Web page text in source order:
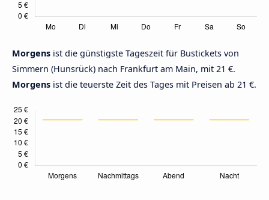
Morgens ist die günstigste Tageszeit für Bustickets von
Simmern (Hunsrück) nach Frankfurt am Main, mit 21 €.
Morgens ist die teuerste Zeit des Tages mit Preisen ab 21 €.